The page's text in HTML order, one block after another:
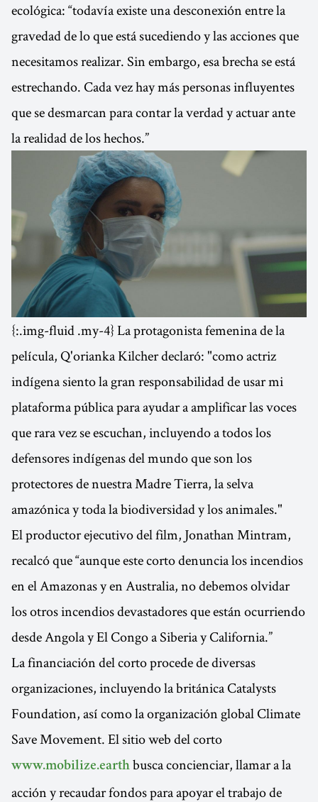
ecológica: “todavía existe una desconexión entre la
gravedad de lo que está sucediendo y las acciones que
necesitamos realizar. Sin embargo, esa brecha se está
estrechando. Cada vez hay más personas influyentes
que se desmarcan para contar la verdad y actuar ante
la realidad de los hechos.”
{:.img-fluid .my-4} La protagonista femenina de la
película, Q'orianka Kilcher declaró: "como actriz
indígena siento la gran responsabilidad de usar mi
plataforma pública para ayudar a amplificar las voces
que rara vez se escuchan, incluyendo a todos los
defensores indígenas del mundo que son los
protectores de nuestra Madre Tierra, la selva
amazónica y toda la biodiversidad y los animales."
El productor ejecutivo del film, Jonathan Mintram,
recalcó que “aunque este corto denuncia los incendios
en el Amazonas y en Australia, no debemos olvidar
los otros incendios devastadores que están ocurriendo
desde Angola y El Congo a Siberia y California.”
La financiación del corto procede de diversas
organizaciones, incluyendo la británica Catalysts
Foundation, así como la organización global Climate
Save Movement. El sitio web del corto
www.mobilize.earth busca concienciar, llamar a la
acción y recaudar fondos para apoyar el trabajo de